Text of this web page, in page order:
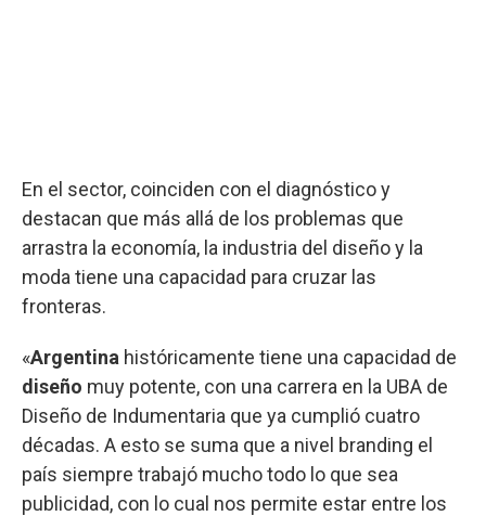
En el sector, coinciden con el diagnóstico y
destacan que más allá de los problemas que
arrastra la economía, la industria del diseño y la
moda tiene una capacidad para cruzar las
fronteras.
«Argentina históricamente tiene una capacidad de
diseño muy potente, con una carrera en la UBA de
Diseño de Indumentaria que ya cumplió cuatro
décadas. A esto se suma que a nivel branding el
país siempre trabajó mucho todo lo que sea
publicidad, con lo cual nos permite estar entre los